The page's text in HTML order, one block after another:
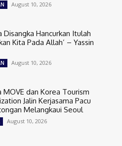
August 10, 2026
Disangka Hancurkan Itulah
Kita Pada Allah’ – Yassin
August 10, 2026
MOVE dan Korea Tourism
Jalin Kerjasama Pacu
Melangkaui Seoul
August 10, 2026